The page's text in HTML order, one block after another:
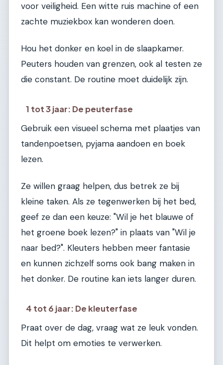
voor veiligheid. Een witte ruis machine of een
zachte muziekbox kan wonderen doen.
Hou het donker en koel in de slaapkamer.
Peuters houden van grenzen, ook al testen ze
die constant. De routine moet duidelijk zijn.
1 tot 3 jaar: De peuterfase
Gebruik een visueel schema met plaatjes van
tandenpoetsen, pyjama aandoen en boek
lezen.
Ze willen graag helpen, dus betrek ze bij
kleine taken. Als ze tegenwerken bij het bed,
geef ze dan een keuze: "Wil je het blauwe of
het groene boek lezen?" in plaats van "Wil je
naar bed?". Kleuters hebben meer fantasie
en kunnen zichzelf soms ook bang maken in
het donker. De routine kan iets langer duren.
4 tot 6 jaar: De kleuterfase
Praat over de dag, vraag wat ze leuk vonden.
Dit helpt om emoties te verwerken.